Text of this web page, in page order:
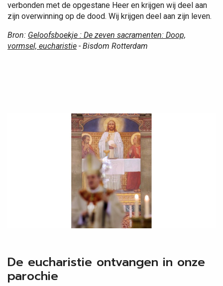
verbonden met de opgestane Heer en krijgen wij deel aan
zijn overwinning op de dood. Wij krijgen deel aan zijn leven.
Bron: Geloofsboekje : De zeven sacramenten: Doop,
vormsel, eucharistie - Bisdom Rotterdam
De eucharistie ontvangen in onze
parochie